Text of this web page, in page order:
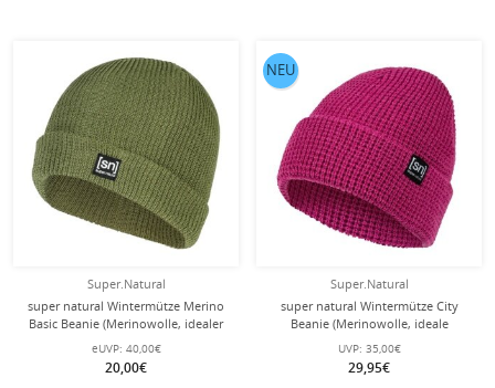
Super.Natural
super natural Wintermütze Merino
Basic Beanie (Merinowolle, idealer
Wärmeschutz) grün - 1 Stück
eUVP: 40,00€
20,00€
Super.Natural
super natural Wintermütze City
Beanie (Merinowolle, ideale
Thermoregulation) fuchsia - 1 Stück
UVP: 35,00€
29,95€
NEU